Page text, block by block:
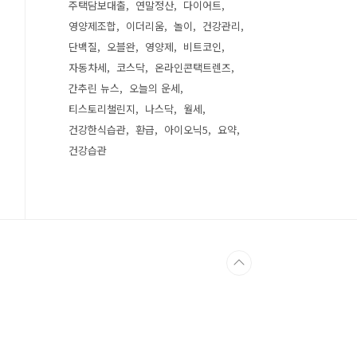
주택담보대출
연말정산
다이어트
영양제조합
이더리움 놀이
건강관리
단백질
오블완 영양제
비트코인
자동차세
코스닥
온라인콘택트렌즈
간추린 뉴스
오늘의 운세
티스토리챌린지
나스닥
월세
건강한식습관
환급 아이오닉5
요약
건강습관